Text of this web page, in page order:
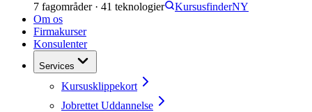
7 fagområder · 41 teknologier KursusfinderNY
Om os
Firmakurser
Konsulenter
Services
Kursusklippekort
Jobrettet Uddannelse